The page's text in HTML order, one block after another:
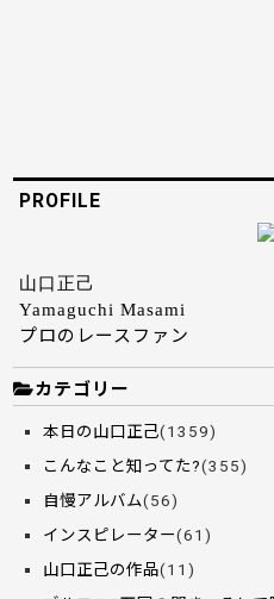
PROFILE
山口正己
Yamaguchi Masami
プロのレースファン
カテゴリー
本日の山口正己(1359)
こんなこと知ってた?(355)
自慢アルバム(56)
インスピレーター(61)
山口正己の作品(11)